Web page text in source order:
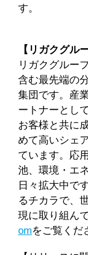
す。
【リガクグル
リガクグルー
含む最先端の
集団です。産
ートナーとし
お客様と共に
めて高いシェ
ています。応
池、環境・エ
日々拡大中で
るチカラで、
現に取り組ん
omをご覧くだ